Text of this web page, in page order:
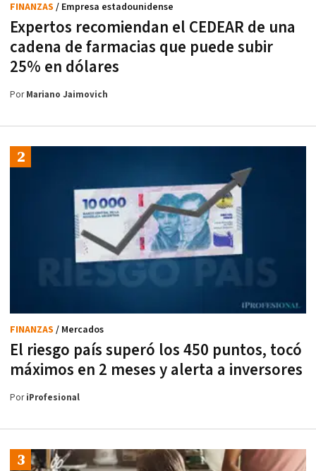
Expertos recomiendan el CEDEAR de una
cadena de farmacias que puede subir
25% en dólares
FINANZAS / Empresa estadounidense
PorMariano Jaimovich
El riesgo país superó los 450 puntos, tocó
máximos en 2 meses y alerta a inversores
FINANZAS / Mercados
PoriProfesional